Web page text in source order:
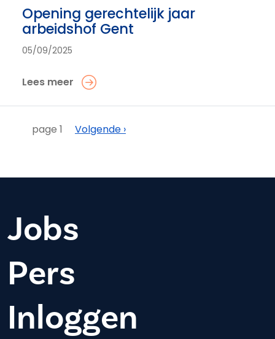
Opening gerechtelijk jaar
arbeidshof Gent
05/09/2025
Lees meer
Paginering
page 1 Volgende
Volgende ›
Jobs
Pers
Inloggen